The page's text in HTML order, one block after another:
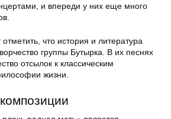
и впереди у них еще много
что история и литература
группы Бутырка. В их песнях
отсылок к классическим
жизни.